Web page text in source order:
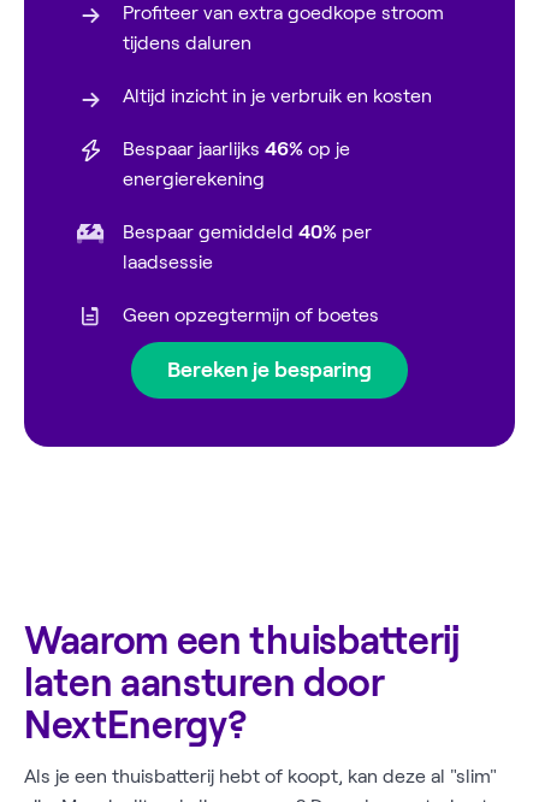
Profiteer van extra goedkope stroom
tijdens daluren
Altijd inzicht in je verbruik en kosten
Bespaar jaarlijks46% op je
energierekening
Bespaar gemiddeld40% per
laadsessie
Geen opzegtermijn of boetes
Bereken je besparing
Waarom een thuisbatterij
laten aansturen door
NextEnergy?
Als je een thuisbatterij hebt of koopt, kan deze al "slim"